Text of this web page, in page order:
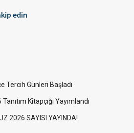
edin
Tercih Günleri Başladı
Kitapçığı Yayımlandı
2026 SAYISI YAYINDA!